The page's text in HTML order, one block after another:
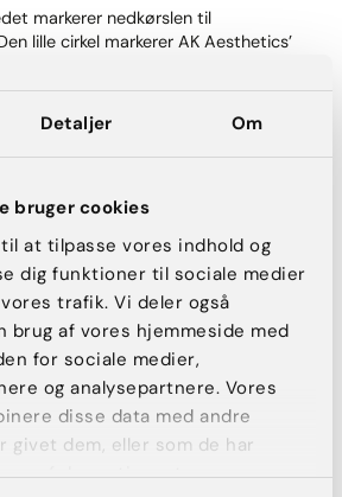
Detaljer Om
bruger cookies
at tilpasse vores indhold og
dig funktioner til sociale medier
trafik. Vi deler også
brug af vores hjemmeside med
for sociale medier,
og analysepartnere. Vores
disse data med andre
givet dem, eller som de har
af deres tjenester.
markerer nedkørslen til
lille cirkel markerer AK Aesthetics’